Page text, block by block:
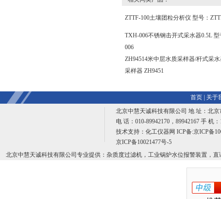
ZTTF-100土壤团粒分析仪 型号：
TXH-006不锈钢击开式采水器0.5L
006
ZH94514米中层水质采样器/杆式采
采样器 ZH9451
首页|
关于
北京中慧天诚科技有限公司 地 址：北
电 话：010-89942170，89942167 手 机
技术支持： 化工仪器网 ICP备:京ICP备
京ICP备10021477号-5
北京中慧天诚科技有限公司专业提供：杂质度过滤机，工业锅炉水位报警装置，